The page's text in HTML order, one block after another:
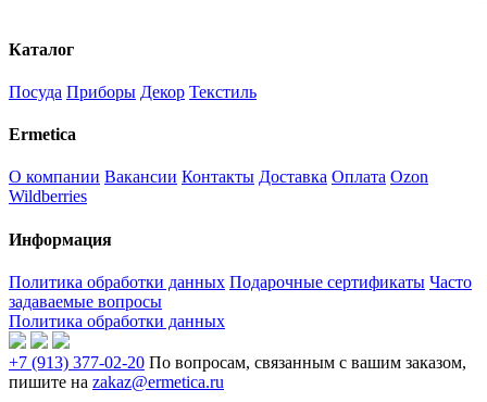
Каталог
Посуда Приборы Декор Текстиль
Ermetica
О компании Вакансии Контакты Доставка Оплата Ozon
Wildberries
Информация
Политика обработки данных Подарочные сертификаты Часто
задаваемые вопросы
Политика обработки данных
+7 (913) 377-02-20 По вопросам, связанным с вашим заказом,
пишите на zakaz@ermetica.ru